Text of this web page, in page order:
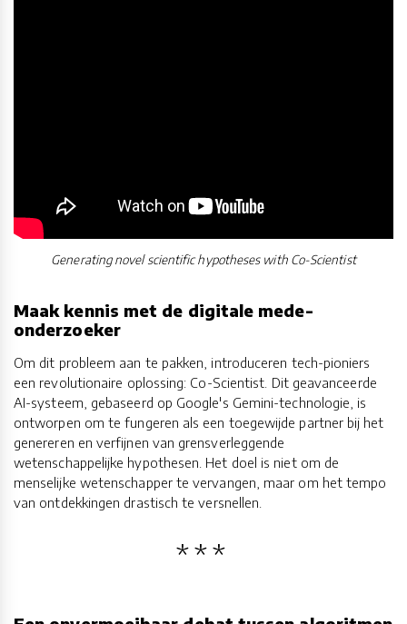
Generating novel scientific hypotheses with Co-Scientist
Maak kennis met de digitale mede-
onderzoeker
Om dit probleem aan te pakken, introduceren tech-pioniers
een revolutionaire oplossing: Co-Scientist. Dit geavanceerde
AI-systeem, gebaseerd op Google's Gemini-technologie, is
ontworpen om te fungeren als een toegewijde partner bij het
genereren en verfijnen van grensverleggende
wetenschappelijke hypothesen. Het doel is niet om de
menselijke wetenschapper te vervangen, maar om het tempo
van ontdekkingen drastisch te versnellen.